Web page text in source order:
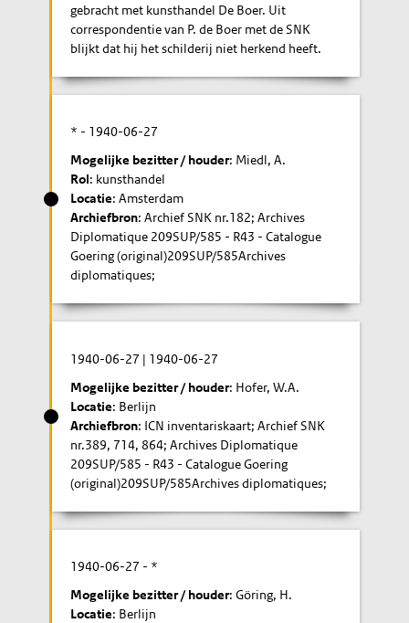
gebracht met kunsthandel De Boer. Uit
correspondentie van P. de Boer met de SNK
blijkt dat hij het schilderij niet herkend heeft.
* - 1940-06-27
Mogelijke bezitter / houder: Miedl, A.
Rol: kunsthandel
Locatie: Amsterdam
Archiefbron: Archief SNK nr.182; Archives
Diplomatique 209SUP/585 - R43 - Catalogue
Goering (original)209SUP/585Archives
diplomatiques;
1940-06-27 | 1940-06-27
Mogelijke bezitter / houder: Hofer, W.A.
Locatie: Berlijn
Archiefbron: ICN inventariskaart; Archief SNK
nr.389, 714, 864; Archives Diplomatique
209SUP/585 - R43 - Catalogue Goering
(original)209SUP/585Archives diplomatiques;
1940-06-27 - *
Mogelijke bezitter / houder: Göring, H.
Locatie: Berlijn